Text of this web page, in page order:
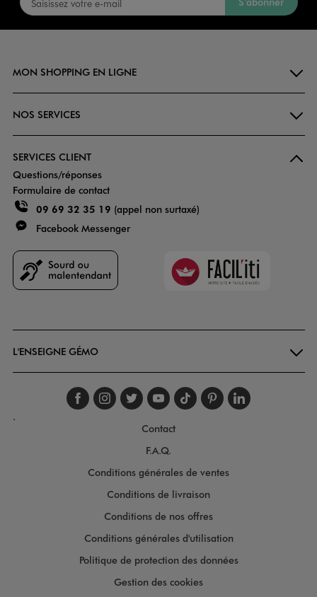
MON SHOPPING EN LIGNE
NOS SERVICES
SERVICES CLIENT
Questions/réponses
Formulaire de contact
09 69 32 35 19 (appel non surtaxé)
Facebook Messenger
Faciliti
L'ENSEIGNE GÉMO
Suivez-nous sur
Suivez-nous sur
Suivez-nous sur
Suivez-nous
Suivez-nous
Suivez-
.
Contact
F.A.Q.
Conditions générales de ventes
Conditions de livraison
Conditions de nos offres
Conditions générales d'utilisation
Politique de protection des données
Gestion des cookies